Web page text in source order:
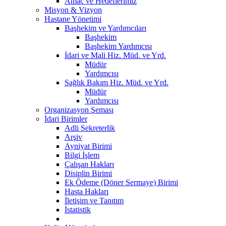
Misyon & Vizyon
Hastane Yönetimi
Başhekim ve Yardımcıları
Başhekim
Başhekim Yardımcısı
İdari ve Mali Hiz. Müd. ve Yrd.
Müdür
Yardımcısı
Sağlık Bakım Hiz. Müd. ve Yrd.
Müdür
Yardımcısı
Organizasyon Şeması
İdari Birimler
Adli Sekreterlik
Arşiv
Ayniyat Birimi
Bilgi İşlem
Çalışan Hakları
Disiplin Birimi
Ek Ödeme (Döner Sermaye) Birimi
Hasta Hakları
İletişim ve Tanıtım
İstatistik